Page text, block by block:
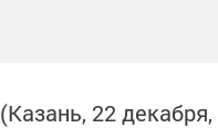
(Казань, 22